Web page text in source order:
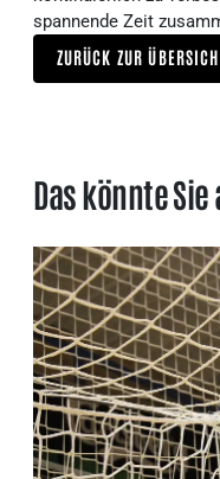
spannende Zeit
Das könnte
ZURÜCK ZUR